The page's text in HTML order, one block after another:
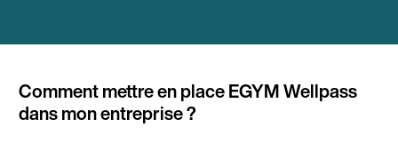
Comment mettre en place EGYM Wellpass
dans mon entreprise ?